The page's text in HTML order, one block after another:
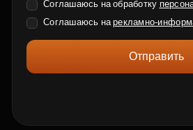
Соглашаюсь на обработку
Соглашаюсь нарекламно-
Отправить